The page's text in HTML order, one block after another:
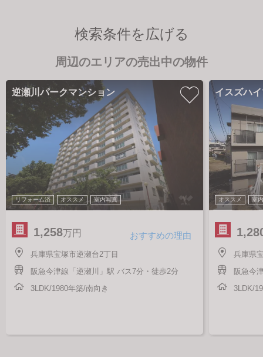
検索条件を広げる
周辺のエリアの売出中の物件
逆瀬川パークマンション
リフォーム済 オススメ 室内写真
1,258万円 おすすめの理由
兵庫県宝塚市逆瀬台2丁目
阪急今津線「逆瀬川」駅 バス7分・徒歩2分
3LDK/1980年築/南向き
イスズハ
オススメ 室
兵庫県
阪急今
3LDK/